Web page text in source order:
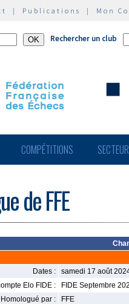
| Publications | Mon
Rechercher un club
COMPÉTITIONS
de FFE
Dates :
samedi 17 août
Elo FIDE :
FIDE Septembre
Homologué par :
FFE